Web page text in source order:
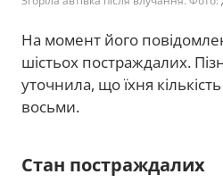
На момент його
шістьох постраждалих.
уточнила, що їхня
восьми.
Стан постраждалих